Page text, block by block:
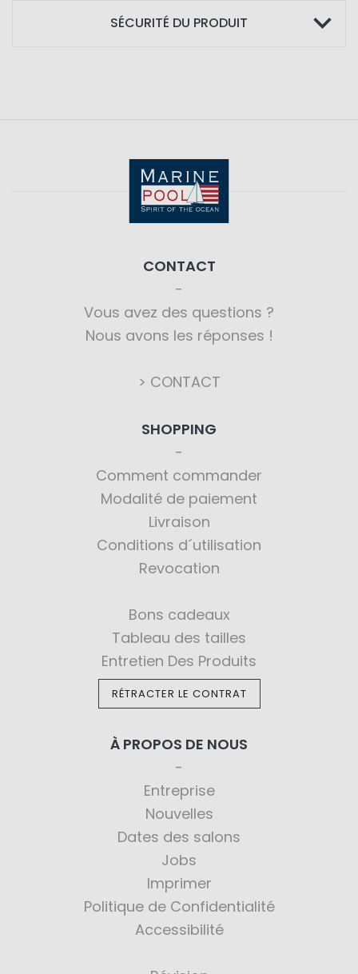
SÉCURITÉ DU PRODUIT
CONTACT
Vous avez des questions ?
Nous avons les réponses !
> CONTACT
SHOPPING
Comment commander
Modalité de paiement
Livraison
Conditions d´utilisation
Revocation
Bons cadeaux
Tableau des tailles
Entretien Des Produits
RÉTRACTER LE CONTRAT
À PROPOS DE NOUS
Entreprise
Nouvelles
Dates des salons
Jobs
Imprimer
Politique de Confidentialité
Accessibilité